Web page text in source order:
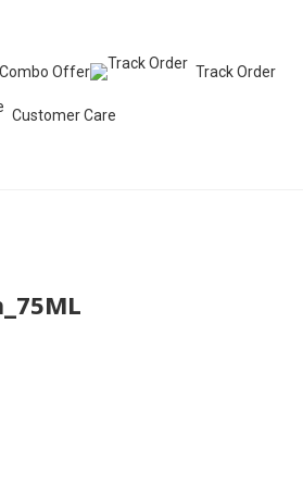
Combo Offer Track Order
Customer Care